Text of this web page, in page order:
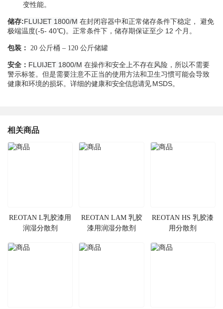
变性能。
储存:FLUIJET 1800/M 在封闭容器中和正常储存条件下稳定， 避免
极端温度(-5- 40℃)。正常条件下，储存期保证至少 12 个月。
包装： 20 公斤桶 – 120 公斤储罐
安全： FLUIJET 1800/M 在操作和安全上不存在风险，所以不需要
警示标签。但是需要注意不正当的使用方法和卫生习惯可能会导致
健康和环境的损坏。详细的健康和安全信息请见MSDS。
相关商品
REOTAN L乳胶漆用
润湿分散剂
REOTAN LAM 乳胶
漆用润湿分散剂
REOTAN HS 乳胶漆
用分散剂